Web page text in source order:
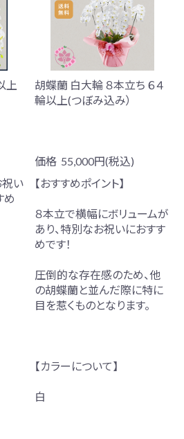
上
祝い
め
胡蝶蘭 白大輪 ８本立ち ６４
輪以上(つぼみ込み）
価格 55,000円(税込)
【おすすめポイント】
８本立で横幅にボリュームが
あり、特別なお祝いにおすす
めです！
圧倒的な存在感のため、他
の胡蝶蘭と並んだ際に特に
目を惹くものとなります。
【カラーについて】
白